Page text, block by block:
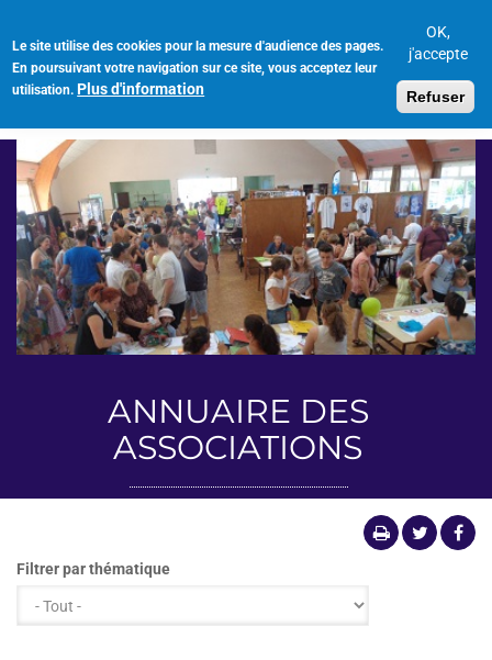
Le site utilise des cookies pour la mesure d'audience des pages.
En poursuivant votre navigation sur ce site, vous acceptez leur
utilisation. Plus d'information
OK,
j'accepte
Refuser
contenu
principal
ANNUAIRE DES
ASSOCIATIONS
Filtrer par thématique